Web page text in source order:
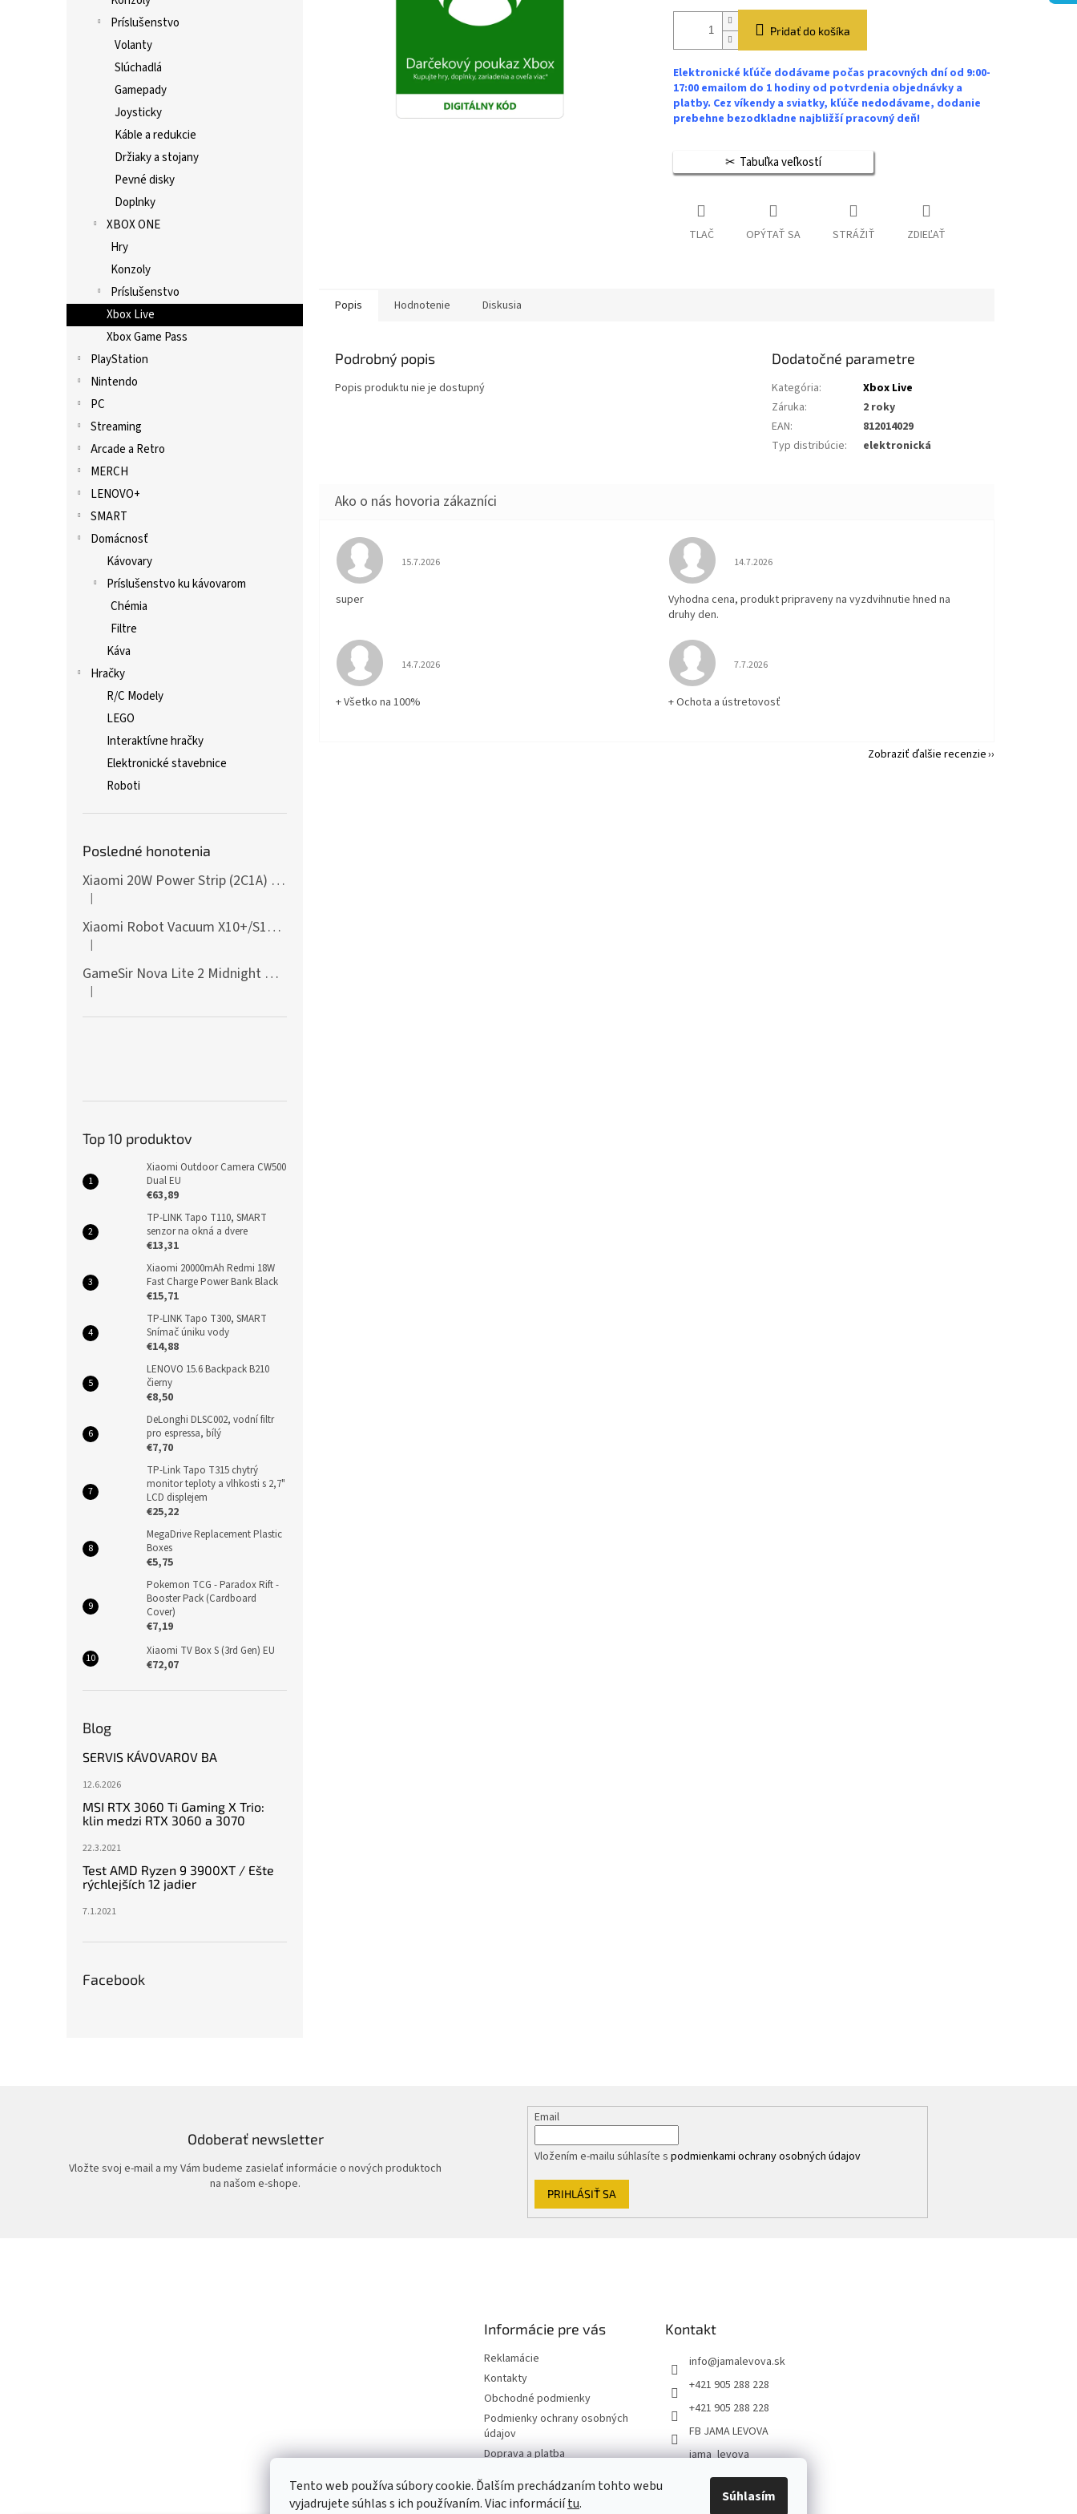
Tento web používa súbory cookie. Ďalším prechádzaním tohto webu
vyjadrujete súhlas s ich používaním. Viac informáciítu. Súhlasím
Príslušenstvo
Volanty
Slúchadlá
Gamepady
Joysticky
Káble a redukcie
Držiaky a stojany
Pevné disky
Doplnky
XBOX ONE
Hry
Konzoly
Príslušenstvo
Xbox Live
Xbox Game Pass
PlayStation
Nintendo
PC
Streaming
Arcade a Retro
MERCH
LENOVO+
SMART
Domácnosť
Kávovary
Príslušenstvo ku kávovarom
Chémia
Filtre
Káva
Hračky
R/C Modely
LEGO
Interaktívne hračky
Elektronické stavebnice
Roboti
Posledné honotenia
Xiaomi 20W Power Strip (2C1A) EU
Hodnotenie produktu je 5 z 5 hviezdičiek.
|
Xiaomi Robot Vacuum X10+/S10+/X10/X20+ Side Brush
Hodnotenie produktu je 5 z 5 hviezdičiek.
|
GameSir Nova Lite 2 Midnight Gray
Hodnotenie produktu je 5 z 5 hviezdičiek.
|
Top 10 produktov
Xiaomi Outdoor Camera CW500
Dual EU
€63,89
TP-LINK Tapo T110, SMART
senzor na okná a dvere
€13,31
Xiaomi 20000mAh Redmi 18W
Fast Charge Power Bank Black
€15,71
TP-LINK Tapo T300, SMART
Snímač úniku vody
€14,88
LENOVO 15.6 Backpack B210
čierny
€8,50
DeLonghi DLSC002, vodní filtr
pro espressa, bílý
€7,70
TP-Link Tapo T315 chytrý
monitor teploty a vlhkosti s 2,7"
LCD displejem
€25,22
MegaDrive Replacement Plastic
Boxes
€5,75
Pokemon TCG - Paradox Rift -
Booster Pack (Cardboard
Cover)
€7,19
Xiaomi TV Box S (3rd Gen) EU
€72,07
Blog
SERVIS KÁVOVAROV BA
12.6.2026
MSI RTX 3060 Ti Gaming X Trio:
klin medzi RTX 3060 a 3070
22.3.2021
Test AMD Ryzen 9 3900XT / Ešte
rýchlejších 12 jadier
7.1.2021
Facebook
Pridať do košíka
Elektronické kľúče dodávame počas pracovných dní od 9:00-
17:00 emailom do 1 hodiny od potvrdenia objednávky a
platby. Cez víkendy a sviatky, kľúče nedodávame, dodanie
prebehne bezodkladne najbližší pracovný deň!
Tabuľka veľkostí
TLAČ OPÝTAŤ SA STRÁŽIŤ ZDIEĽAŤ
Popis Hodnotenie Diskusia
Podrobný popis
Popis produktu nie je dostupný
Dodatočné parametre
Kategória:
Xbox Live
Záruka:
2 roky
EAN:
812014029
Typ distribúcie: elektronická
Hodnotenie obchodu je 5 z 5 hviezdičiek.
15.7.2026
super
Hodnotenie obchodu je 5 z 5 hviezdičiek.
14.7.2026
Vyhodna cena, produkt pripraveny na vyzdvihnutie hned na
druhy den.
Hodnotenie obchodu je 5 z 5 hviezdičiek.
14.7.2026
+ Všetko na 100%
Hodnotenie obchodu je 5 z 5 hviezdičiek.
7.7.2026
+ Ochota a ústretovosť
Zobraziť ďalšie recenzie
Odoberať newsletter
Vložte svoj e-mail a my Vám budeme zasielať informácie o nových produktoch
na našom e-shope.
Email
Vložením e-mailu súhlasíte spodmienkami ochrany osobných údajov
PRIHLÁSIŤ SA
Informácie pre vás
Reklamácie
Kontakty
Obchodné podmienky
Podmienky ochrany osobných
údajov
Doprava a platba
Kontakt
info@jamalevova.sk
+421 905 288 228
+421 905 288 228
FB JAMA LEVOVA
jama_levova
JamaLevova
+421905288228